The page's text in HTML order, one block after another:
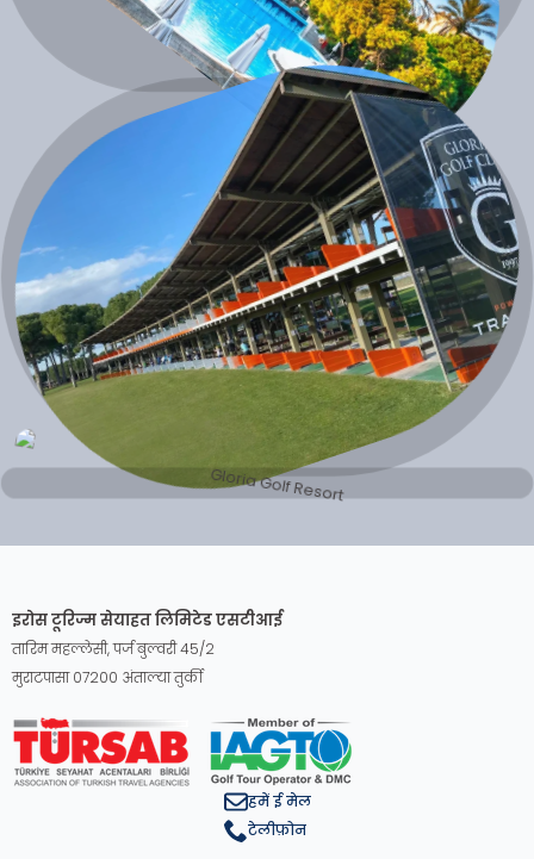
इरोस टूरिज्म सेयाहत लिमिटेड एसटीआई
तारिम महल्लेसी, पर्ज बुल्वरी 45/2
मुराटपासा 07200 अंताल्या तुर्की
हमें ई मेल
टेलीफ़ोन